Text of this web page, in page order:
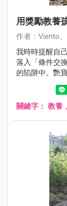
用獎勵教養
作者：Viento
我時時提醒自
落入「條件交
的陷阱中。艷
哄她不哭的小
貼紙，就是診
以安撫艷寶，
傷大雅的安撫
關鍵字： 教養